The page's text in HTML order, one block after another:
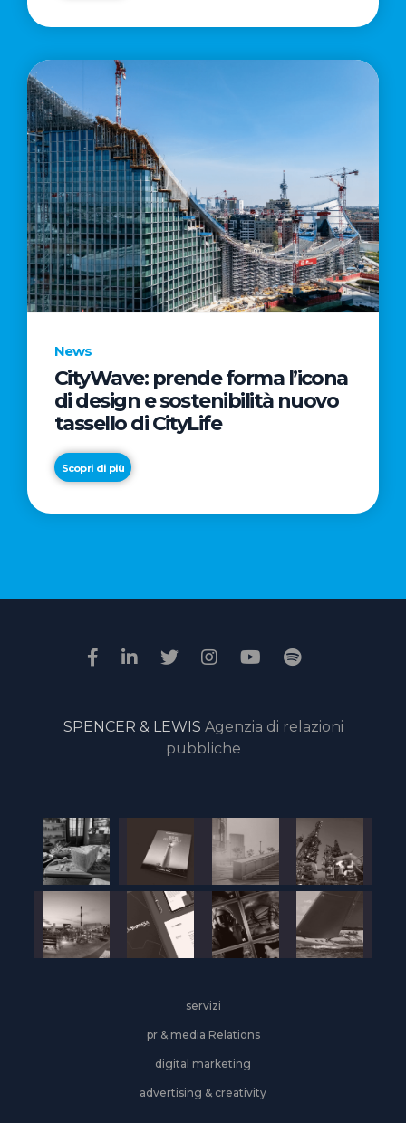
News
CityWave: prende forma l’icona
di design e sostenibilità nuovo
tassello di CityLife
Scopri di più
News
“Passione
il
della
giuria
online
SPENCER & LEWIS Agenzia di relazioni
pubbliche
servizi
pr & media Relations
digital marketing
advertising & creativity